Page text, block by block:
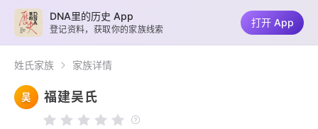
姓氏家族 家族详情
吴 福建吴氏
DNA里的历史 App
登记资料，获取你的家族线索
打开 App